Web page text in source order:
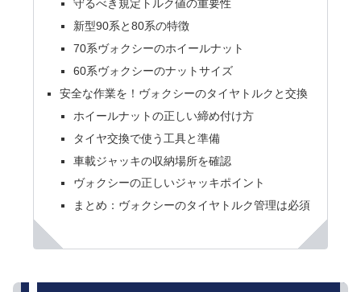
守るべき規定トルク値の重要性
新型90系と80系の特徴
70系ヴォクシーのホイールナット
60系ヴォクシーのナットサイズ
安全な作業を！ヴォクシーのタイヤトルクと交換
ホイールナットの正しい締め付け方
タイヤ交換で使う工具と準備
車載ジャッキの収納場所を確認
ヴォクシーの正しいジャッキポイント
まとめ：ヴォクシーのタイヤトルク管理は必須